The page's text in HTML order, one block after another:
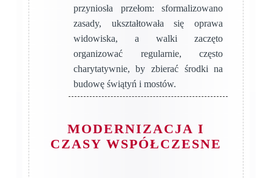
przyniosła przełom: sformalizowano
zasady, ukształtowała się oprawa
widowiska, a walki zaczęto
organizować regularnie, często
charytatywnie, by zbierać środki na
budowę świątyń i mostów.
MODERNIZACJA I
CZASY WSPÓŁCZESNE